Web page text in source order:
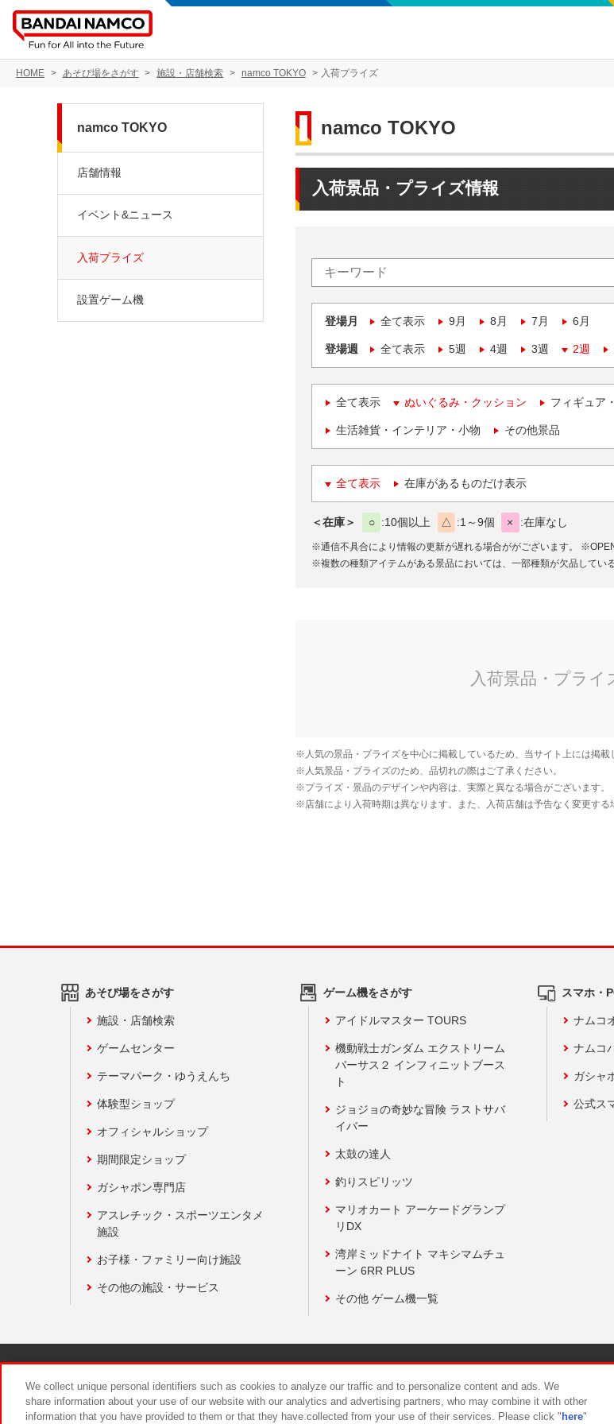
HOME あそび場をさがす 施設・店舗検索 namco TOKYO 入荷プライズ
namco TOKYO
入荷景品・プライズ情報
登場月 全て表示 9月 8月 7月 6月
登場週 全て表示 5週 4週 3週 2週
全て表示 ぬいぐるみ・クッション フィギュア
生活雑貨・インテリア・小物 その他景品
全て表示 在庫があるものだけ表示
＜在庫＞ ○ 10個以上 △ 1～9個 × 在庫なし
※通信不具合により情報の更新が遅れる場合ががございます。
※複数の種類アイテムがある景品においては、一部種類が欠品してい
namco TOKYO
店舗情報
イベント&ニュース
入荷プライズ
設置ゲーム機
あそび場をさがす
施設・店舗検索
ゲームセンター
テーマパーク・ゆうえんち
体験型ショップ
オフィシャルショップ
期間限定ショップ
ガシャポン専門店
アスレチック・スポーツエンタメ
施設
お子様・ファミリー向け施設
その他の施設・サービス
ゲーム機をさがす
アイドルマスター TOURS
機動戦士ガンダム エクストリーム
バーサス２ インフィニットブース
ト
ジョジョの奇妙な冒険 ラストサバ
イバー
太鼓の達人
釣りスピリッツ
マリオカート アーケードグランプ
リDX
湾岸ミッドナイト マキシマムチュ
ーン 6RR PLUS
その他 ゲーム機一覧
スマホ・
ナムコ
ナムコ
ガシャ
公式ス
食品のご提供について カスタマーハラスメント対応方針
We collect unique personal identifiers such as cookies to analyze our traffic and to personalize content and ads. We
share information about your use of our website with our analytics and advertising partners, who may combine it with other
information that you have provided to them or that they have collected from your use of their services. Please click " here"